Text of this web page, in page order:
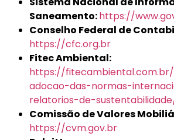
Saneamento:https://
Conselho Federal de
https://cfc.org.br
Fitec Ambiental:
https://
adocao-das-normas-
relatorios-de-
Comissão de Valores
https://cvm.gov.br